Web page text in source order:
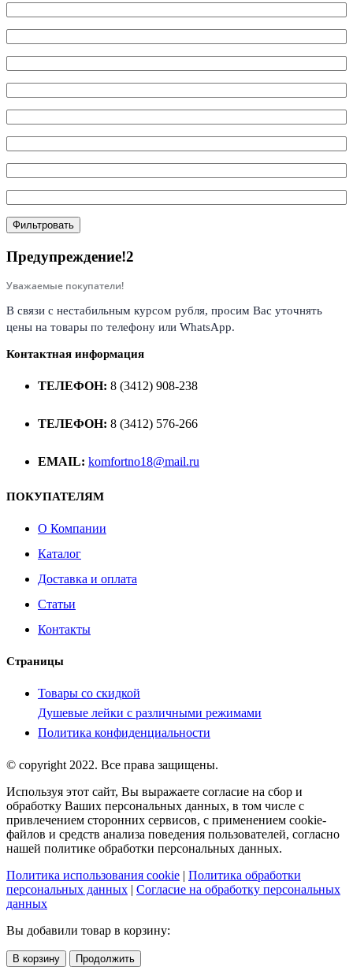
Фильтровать
Предупреждение!2
Уважаемые покупатели!
В связи с нестабильным курсом рубля, просим Вас уточнять
цены на товары по телефону или WhatsApp.
Контактная информация
ТЕЛЕФОН: 8 (3412) 908-238
ТЕЛЕФОН: 8 (3412) 576-266
EMAIL: komfortno18@mail.ru
ПОКУПАТЕЛЯМ
О Компании
Каталог
Доставка и оплата
Статьи
Контакты
Страницы
Товары со скидкой
Душевые лейки с различными режимами
Политика конфиденциальности
© copyright 2022. Все права защищены.
Используя этот сайт, Вы выражаете согласие на сбор и
обработку Ваших персональных данных, в том числе с
привлечением сторонних сервисов, с применением cookie-
файлов и средств анализа поведения пользователей, согласно
нашей политике обработки персональных данных.
Политика использования cookie | Политика обработки
персональных данных | Согласие на обработку персональных
данных
Вы добавили товар в корзину:
В корзину Продолжить